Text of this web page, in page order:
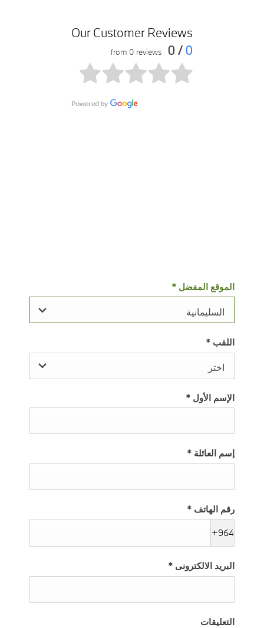
Our Customer Reviews
0
/ 0
from 0 reviews
الموقع المفضل *
السليمانية
اللقب *
اختر
الإسم الأول *
إسم العائلة *
رقم الهاتف *
+964
البريد الالكترونى *
التعليقات